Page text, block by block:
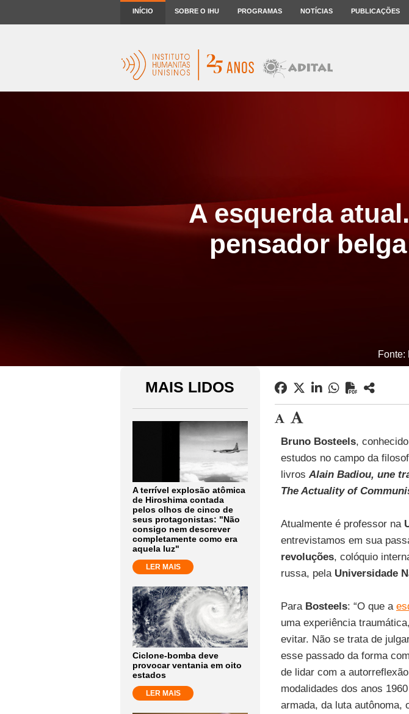
INÍCIO SOBRE O IHU PROGRAMAS NOTÍCIAS PUBLICAÇÕES
A esquerda
pensador
Fonte:
MAIS LIDOS
A terrível explosão atômica
de Hiroshima contada
pelos olhos de cinco de
seus protagonistas: "Não
consigo nem descrever
completamente como era
aquela luz"
LER MAIS
Ciclone-bomba deve
provocar ventania em oito
estados
LER MAIS
Bruno Bosteels,
estudos no campo da
livros Alain Badiou, une
The Actuality of
Atualmente é professor na
entrevistamos em sua
revoluções, colóquio
russa, pela Universidade
Para Bosteels: “O que a
uma experiência
evitar. Não se trata de
esse passado da forma
de lidar com a
modalidades dos anos
armada, da luta autônoma,